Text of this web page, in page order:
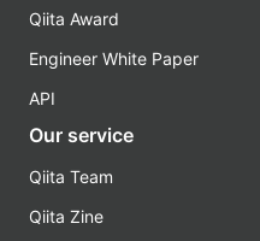
Qiita Award
Engineer White Paper
API
Our service
Qiita Team
Qiita Zine